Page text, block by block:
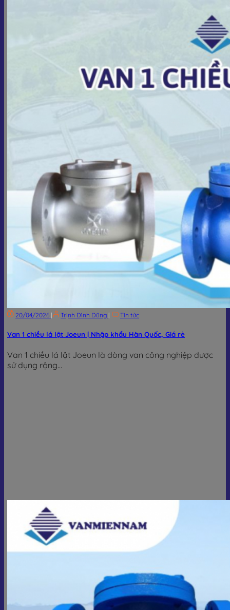
20/04/2026 | Trịnh Đình Dũng | Tin tức
Van 1 chiều lá lật Joeun | Nhập khẩu Hàn Quốc, Giá rẻ
Van 1 chiều lá lật Joeun là dòng van công nghiệp được
sử dụng rộng...